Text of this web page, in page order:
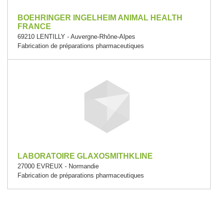
BOEHRINGER INGELHEIM ANIMAL HEALTH
FRANCE
69210 LENTILLY - Auvergne-Rhône-Alpes
Fabrication de préparations pharmaceutiques
LABORATOIRE GLAXOSMITHKLINE
27000 EVREUX - Normandie
Fabrication de préparations pharmaceutiques